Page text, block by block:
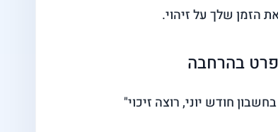
הזמן שלך על זיהוי.
חודש יוני, רוצה זיכוי"